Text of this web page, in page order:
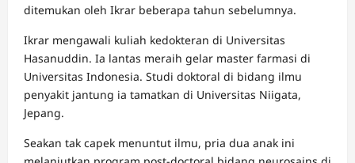
ditemukan oleh Ikrar beberapa tahun sebelumnya.
Ikrar mengawali kuliah kedokteran di Universitas
Hasanuddin. Ia lantas meraih gelar master farmasi di
Universitas Indonesia. Studi doktoral di bidang ilmu
penyakit jantung ia tamatkan di Universitas Niigata,
Jepang.
Seakan tak capek menuntut ilmu, pria dua anak ini